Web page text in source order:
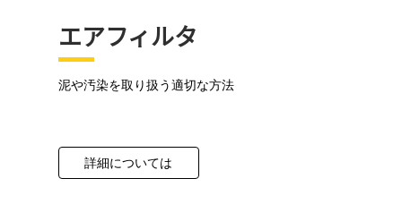
エアフィルタ
泥や汚染を取り扱う適切な方法
詳細については